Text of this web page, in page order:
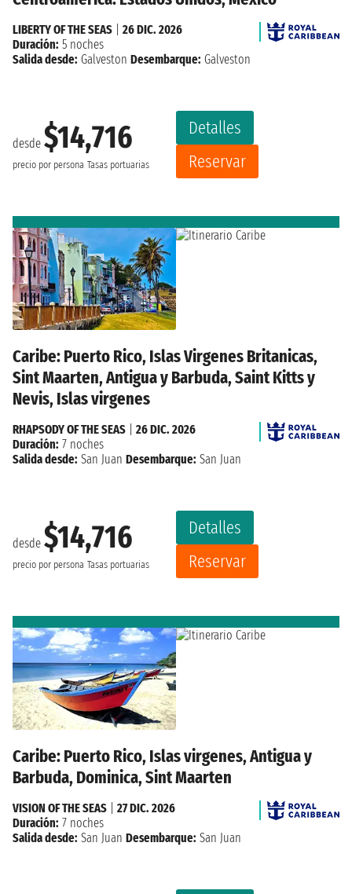
desde $14,716
precio por persona Tasas portuarias
Detalles
Reservar
LIBERTY OF THE SEAS
26 DIC. 2026
Duración: 5 noches
Salida desde: Galveston Desembarque: Galveston
Caribe: Puerto Rico, Islas Virgenes Britanicas,
Sint Maarten, Antigua y Barbuda, Saint Kitts y
Nevis, Islas virgenes
desde $14,716
precio por persona Tasas portuarias
Detalles
Reservar
RHAPSODY OF THE SEAS
26 DIC. 2026
Duración: 7 noches
Salida desde: San Juan Desembarque: San Juan
Caribe: Puerto Rico, Islas virgenes, Antigua y
Barbuda, Dominica, Sint Maarten
VISION OF THE SEAS
27 DIC. 2026
Duración: 7 noches
Salida desde: San Juan Desembarque: San Juan